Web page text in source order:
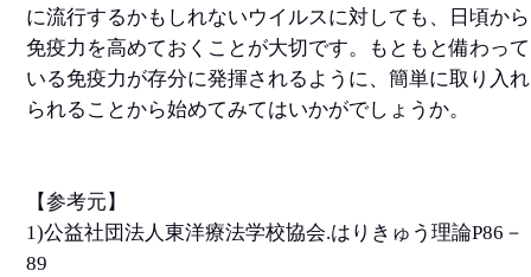
に流行するかもしれないウイルスに対しても、日頃から
免疫力を高めておくことが大切です。もともと備わって
いる免疫力が存分に発揮されるように、簡単に取り入れ
られることから始めてみてはいかがでしょうか。
【参考元】
1)公益社団法人東洋療法学校協会.はりきゅう理論P86－
89